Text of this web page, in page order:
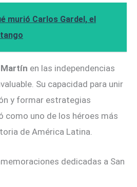
murió Carlos Gardel, el
en las independencias
Su capacidad para unir
y formar estrategias
como uno de los héroes más
de América Latina.
dedicadas a San